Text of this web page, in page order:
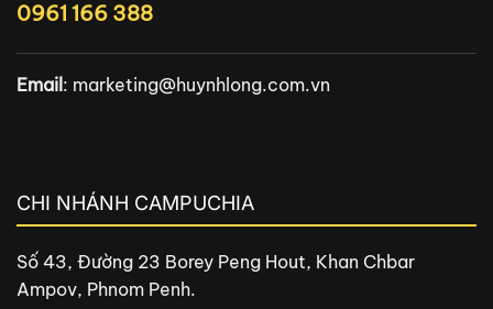
0961 166 388
Email: marketing@huynhlong.com.vn
CHI NHÁNH CAMPUCHIA
Số 43, Đường 23 Borey Peng Hout, Khan Chbar
Ampov, Phnom Penh.